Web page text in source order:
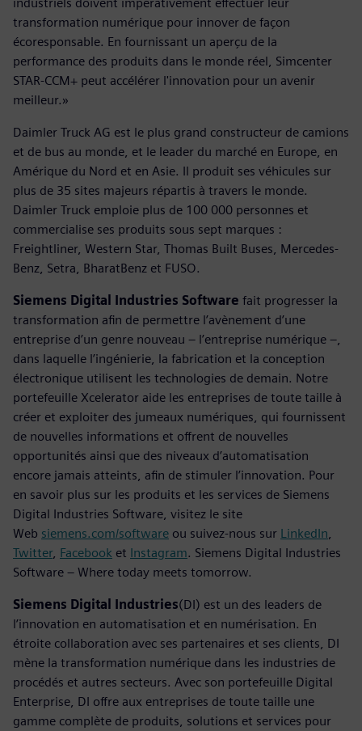
transformation numérique pour innover de façon
écoresponsable. En fournissant un aperçu de la
performance des produits dans le monde réel, Simcenter
STAR-CCM+ peut accélérer l'innovation pour un avenir
meilleur.»
Daimler Truck AG est le plus grand constructeur de camions
et de bus au monde, et le leader du marché en Europe, en
Amérique du Nord et en Asie. Il produit ses véhicules sur
plus de 35 sites majeurs répartis à travers le monde.
Daimler Truck emploie plus de 100 000 personnes et
commercialise ses produits sous sept marques :
Freightliner, Western Star, Thomas Built Buses, Mercedes-
Benz, Setra, BharatBenz et FUSO.
Siemens Digital Industries Software fait progresser la
transformation afin de permettre l’avènement d’une
entreprise d’un genre nouveau – l’entreprise numérique –,
dans laquelle l’ingénierie, la fabrication et la conception
électronique utilisent les technologies de demain. Notre
portefeuille Xcelerator aide les entreprises de toute taille à
créer et exploiter des jumeaux numériques, qui fournissent
de nouvelles informations et offrent de nouvelles
opportunités ainsi que des niveaux d’automatisation
encore jamais atteints, afin de stimuler l’innovation. Pour
en savoir plus sur les produits et les services de Siemens
Digital Industries Software, visitez le site
Web siemens.com/software ou suivez-nous sur LinkedIn
Twitter, Facebook et Instagram. Siemens Digital Industries
Software – Where today meets tomorrow.
Siemens Digital Industries(DI) est un des leaders de
l’innovation en automatisation et en numérisation. En
étroite collaboration avec ses partenaires et ses clients, DI
mène la transformation numérique dans les industries de
procédés et autres secteurs. Avec son portefeuille Digital
Enterprise, DI offre aux entreprises de toute taille une
gamme complète de produits, solutions et services pour